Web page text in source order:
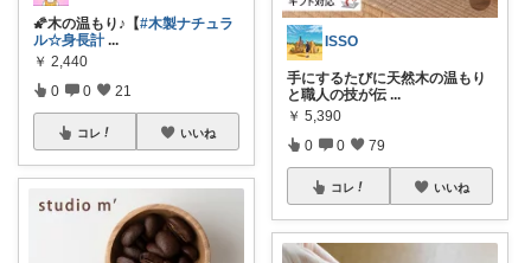
🌠木の温もり♪【#木製ナチュラ
ル☆身長計 ...
￥ 2,440
0 0 21
コレ いいね
ISSO
手にするたびに天然木の温もり
と職人の技が伝 ...
￥ 5,390
0 0 79
コレ いいね